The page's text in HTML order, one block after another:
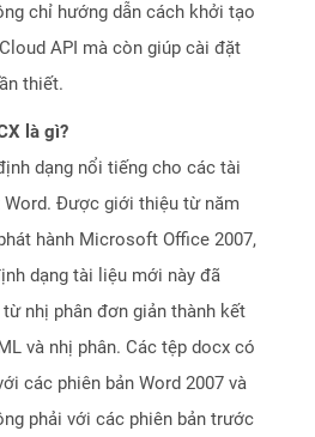
chỉ hướng dẫn cách khởi tạo
API mà còn giúp cài đặt
thiết.
là gì?
dạng nổi tiếng cho các tài
Word. Được giới thiệu từ năm
hành Microsoft Office 2007,
dạng tài liệu mới này đã
nhị phân đơn giản thành kết
và nhị phân. Các tệp docx có
các phiên bản Word 2007 và
phải với các phiên bản trước